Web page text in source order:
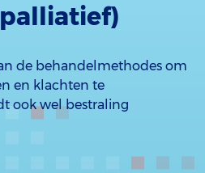
de behandelmethodes om
en klachten te
ook wel bestraling